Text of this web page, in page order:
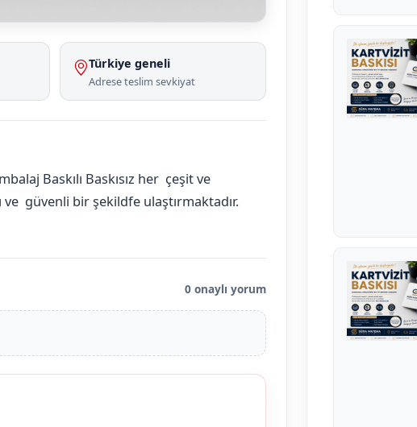
Türkiye geneli
Adrese teslim sevkiyat
Baskılı Baskısız her çeşit ve
güvenli bir şekildfe ulaştırmaktadır.
0 onaylı yorum